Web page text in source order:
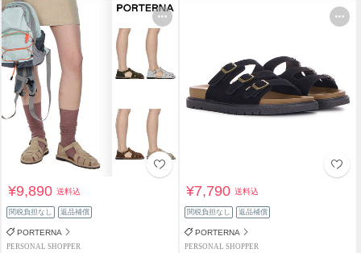
¥9,890送料込
関税負担なし 返品補償
PORTERNA
PERSONAL SHOPPER
¥7,790送料込
関税負担なし 返品補償
PORTERNA
PERSONAL SHOPPER